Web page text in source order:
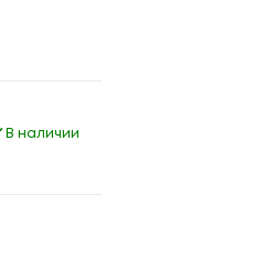
В наличии